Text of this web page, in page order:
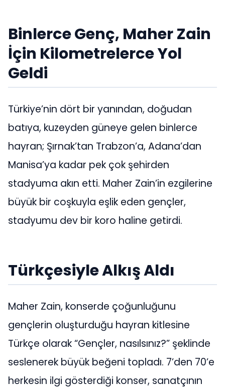
Binlerce Genç, Maher Zain
İçin Kilometrelerce Yol
Geldi
Türkiye’nin dört bir yanından, doğudan
batıya, kuzeyden güneye gelen binlerce
hayran; Şırnak’tan Trabzon’a, Adana’dan
Manisa’ya kadar pek çok şehirden
stadyuma akın etti. Maher Zain’in ezgilerine
büyük bir coşkuyla eşlik eden gençler,
stadyumu dev bir koro haline getirdi.
Türkçesiyle Alkış Aldı
Maher Zain, konserde çoğunluğunu
gençlerin oluşturduğu hayran kitlesine
Türkçe olarak “Gençler, nasılsınız?” şeklinde
seslenerek büyük beğeni topladı. 7’den 70’e
herkesin ilgi gösterdiği konser, sanatçının